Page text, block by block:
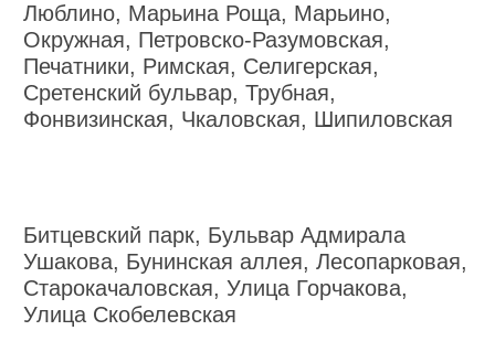
Люблино, Марьина Роща, Марьино,
Окружная, Петровско-Разумовская,
Печатники, Римская, Селигерская,
Сретенский бульвар, Трубная,
Фонвизинская, Чкаловская, Шипиловская
Битцевский парк, Бульвар Адмирала
Ушакова, Бунинская аллея, Лесопарковая,
Старокачаловская, Улица Горчакова,
Улица Скобелевская